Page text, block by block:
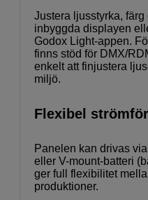
Justera ljusstyrka,
inbyggda displayen
Godox Light-appen.
finns stöd för DMX/
enkelt att finjustera
miljö.
Flexibel
Panelen kan drivas
eller V-mount-batteri
ger full flexibilitet
produktioner.